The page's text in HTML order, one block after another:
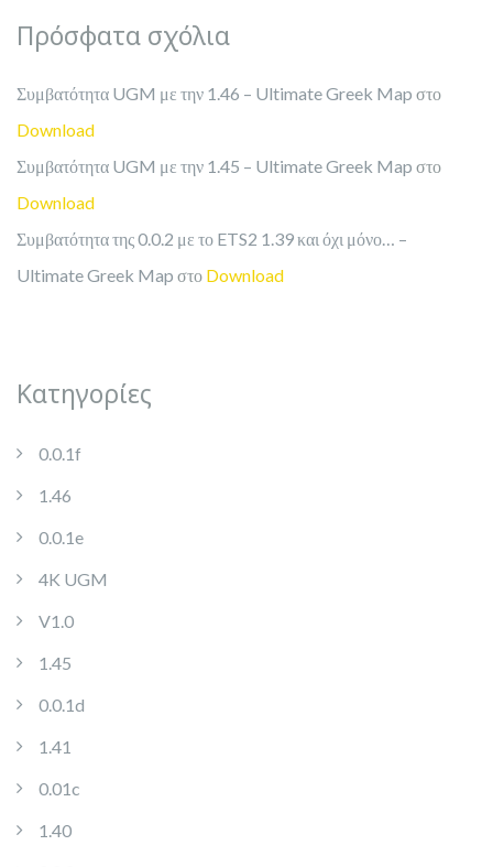
Πρόσφατα σχόλια
Συμβατότητα UGM με την 1.46 – Ultimate Greek Map στο
Download
Συμβατότητα UGM με την 1.45 – Ultimate Greek Map στο
Download
Συμβατότητα της 0.0.2 με το ETS2 1.39 και όχι μόνο… –
Ultimate Greek Map στο Download
Kατηγορίες
0.0.1f
1.46
0.0.1e
4K UGM
V1.0
1.45
0.0.1d
1.41
0.01c
1.40